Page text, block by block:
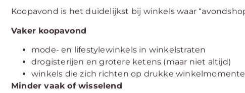
Koopavond is het duidelijkst bij winkels waar
Vaker koopavond
mode- en lifestylewinkels in winkelstraten
drogisterijen en grotere ketens (maar niet altijd)
winkels die zich richten op drukke
Minder vaak of wisselend